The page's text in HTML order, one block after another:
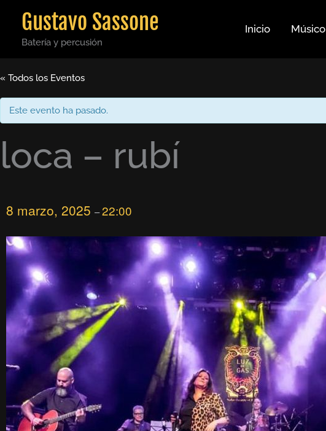
contenido
Gustavo Sassone
Batería y percusión
Inicio Músico
« Todos los Eventos
Este evento ha pasado.
loca – rubí
8 marzo, 2025 –22:00